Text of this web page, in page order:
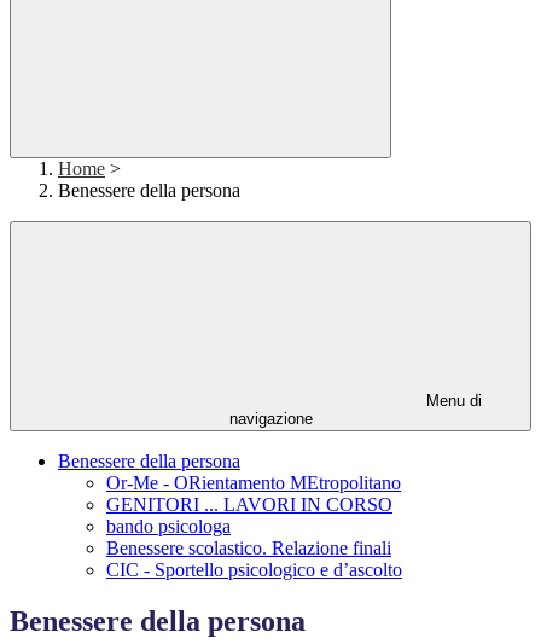
Home >
Benessere della persona
Menu di
navigazione
Benessere della persona
Or-Me - ORientamento MEtropolitano
GENITORI ... LAVORI IN CORSO
bando psicologa
Benessere scolastico. Relazione finali
CIC - Sportello psicologico e d’ascolto
Benessere della persona